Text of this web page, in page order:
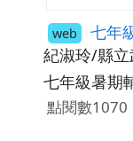
web 七年
紀淑玲/縣立
七年級暑期
點閱數1070